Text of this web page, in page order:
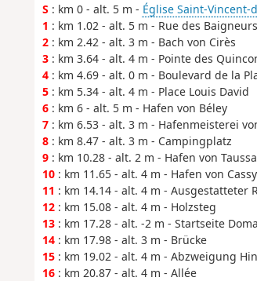
S : km 0 - alt. 5 m - Église Saint-Vincent-
1 : km 1.02 - alt. 5 m - Rue des Baigneurs
2: km 2.42 - alt. 3 m - Bach von Cirès
3: km 3.64 - alt. 4 m - Pointe des
4: km 4.69 - alt. 0 m - Boulevard de la
5: km 5.34 - alt. 4 m - Place Louis David
6: km 6 - alt. 5 m - Hafen von Béley
7: km 6.53 - alt. 3 m - Hafenmeisterei
8: km 8.47 - alt. 3 m - Campingplatz
9: km 10.28 - alt. 2 m - Hafen von
10: km 11.65 - alt. 4 m - Hafen von Cassy
11 : km 14.14 - alt. 4 m - Ausgestatteter
12: km 15.08 - alt. 4 m - Holzsteg
13: km 17.28 - alt. -2 m - Startseite
14: km 17.98 - alt. 3 m - Brücke
15: km 19.02 - alt. 4 m - Abzweigung
16: km 20.87 - alt. 4 m - Allée